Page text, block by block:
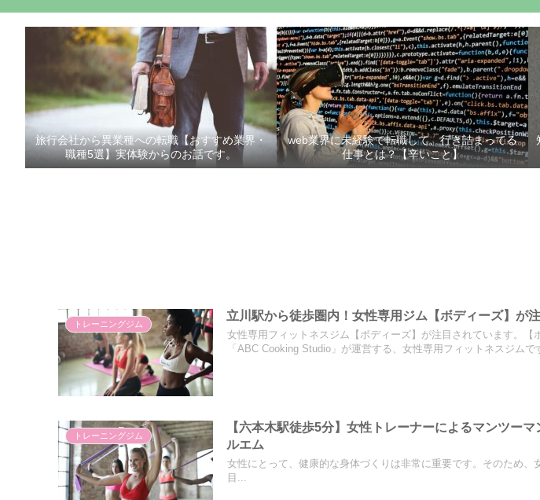
旅行会社から異業種への転職【おすすめ業界・
職種5選】実体験からのお話です。
web業界に未経験で転職して、行き詰まってる
仕事とは？【辛いこと】
トレーニングジム
立川駅から徒歩圏内！女性専用ジム【ボディーズ】が
女性専用フィットネスジム【ボディーズ】が注目されています。【
「ABC Cooking Studio」が運営する、女性専用フィットネスジムで
トレーニングジム
【六本木駅徒歩5分】女性トレーナーによるマンツー
ルエム
女性にとって、健康的な身体づくりは非常に重要です。そのため、
目...